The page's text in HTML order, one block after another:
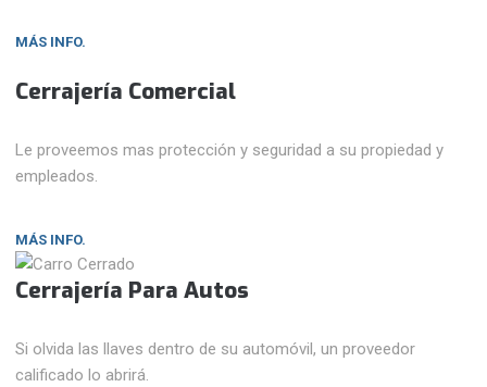
MÁS INFO.
Cerrajería Comercial
Le proveemos mas protección y seguridad a su propiedad y
empleados.
MÁS INFO.
Cerrajería Para Autos
Si olvida las llaves dentro de su automóvil, un proveedor
calificado lo abrirá.